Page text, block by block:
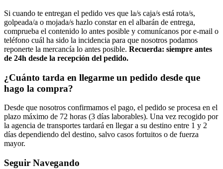
Si cuando te entregan el pedido ves que la/s caja/s está rota/s,
golpeada/a o mojada/s hazlo constar en el albarán de entrega,
comprueba el contenido lo antes posible y comunícanos por e-mail o
teléfono cuál ha sido la incidencia para que nosotros podamos
reponerte la mercancía lo antes posible. Recuerda: siempre antes
de 24h desde la recepción del pedido.
¿Cuánto tarda en llegarme un pedido desde que
hago la compra?
Desde que nosotros confirmamos el pago, el pedido se procesa en el
plazo máximo de 72 horas (3 días laborables). Una vez recogido por
la agencia de transportes tardará en llegar a su destino entre 1 y 2
días dependiendo del destino, salvo casos fortuitos o de fuerza
mayor.
Seguir Navegando